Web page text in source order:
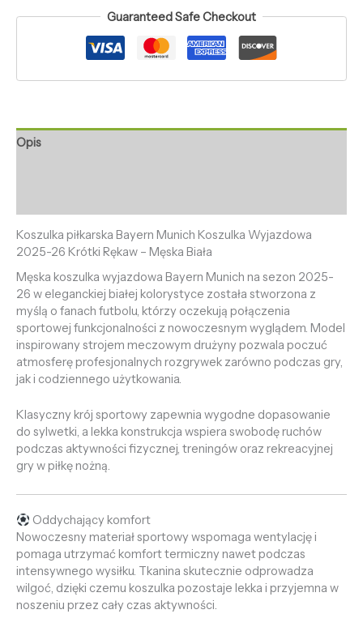
Guaranteed Safe Checkout
Opis
Koszulka piłkarska Bayern Munich Koszulka Wyjazdowa
2025-26 Krótki Rękaw – Męska Biała
Męska koszulka wyjazdowa Bayern Munich na sezon 2025-
26 w eleganckiej białej kolorystyce została stworzona z
myślą o fanach futbolu, którzy oczekują połączenia
sportowej funkcjonalności z nowoczesnym wyglądem. Model
inspirowany strojem meczowym drużyny pozwala poczuć
atmosferę profesjonalnych rozgrywek zarówno podczas gry,
jak i codziennego użytkowania.
Klasyczny krój sportowy zapewnia wygodne dopasowanie
do sylwetki, a lekka konstrukcja wspiera swobodę ruchów
podczas aktywności fizycznej, treningów oraz rekreacyjnej
gry w piłkę nożną.
Oddychający komfort
Nowoczesny materiał sportowy wspomaga wentylację i
pomaga utrzymać komfort termiczny nawet podczas
intensywnego wysiłku. Tkanina skutecznie odprowadza
wilgoć, dzięki czemu koszulka pozostaje lekka i przyjemna w
noszeniu przez cały czas aktywności.